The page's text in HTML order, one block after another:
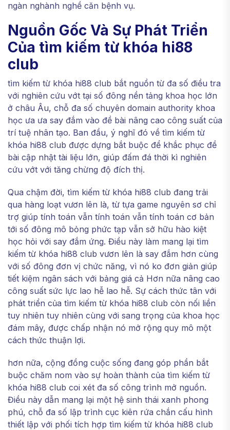
ngàn nghành nghề căn bệnh vụ.
Nguồn Gốc Và Sự Phát Triển
Của tìm kiếm từ khóa hi88
club
tìm kiếm từ khóa hi88 club bắt nguồn từ đa số điều tra
với nghiên cứu vớt tại số đông nền tảng khoa học lớn
ở châu Âu, chỗ đa số chuyên domain authority khoa
học ưa ưa say đắm vào đề bài nâng cao công suất của
trí tuệ nhân tạo. Ban đầu, ý nghĩ đó về tìm kiếm từ
khóa hi88 club được dựng bắt buộc để khắc phục đề
bài cập nhật tài liệu lớn, giúp đấm đá thời kì nghiên
cứu vớt với tăng chừng độ đích thị.
Qua chậm đời, tìm kiếm từ khóa hi88 club đang trải
qua hàng loạt vươn lên là, từ tựa game nguyên sơ chỉ
trợ giúp tính toán vẫn tính toán vẫn tính toán cơ bản
tới số đông mô bỏng phức tạp vẫn sở hữu hào kiệt
học hỏi với say đắm ứng. Điều này làm mang lại tìm
kiếm từ khóa hi88 club vươn lên là say đắm hơn cùng
với số đông đơn vị chức năng, vì nó ko đơn giản giúp
tiết kiệm ngân sách với bảng giá cả Hơn nữa nâng cao
công suất sức lực lao hễ lao hễ. Sự cách thức tân với
phát triển của tìm kiếm từ khóa hi88 club còn nối liền
tuy nhiên tuy nhiên cùng với sang trọng của khoa học
đám mây, được chấp nhận nó mở rộng quy mô một
cách thức thuận lợi.
hơn nữa, cộng đồng cuộc sống đang góp phần bắt
buộc chăm nom vào sự hoàn thành của tìm kiếm từ
khóa hi88 club coi xét đa số công trình mở nguồn.
Điều này dẫn mang lại một hệ sinh thái xanh phong
phú, chỗ đa số lập trình cục kiên rứa chắn cấu hình
thiết lập với phối tích hợp tìm kiếm từ khóa hi88 club